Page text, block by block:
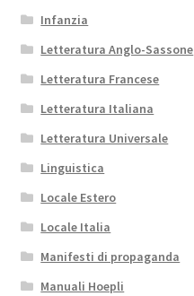
Infanzia
Letteratura Anglo-Sassone
Letteratura Francese
Letteratura Italiana
Letteratura Universale
Linguistica
Locale Estero
Locale Italia
Manifesti di propaganda
Manuali Hoepli